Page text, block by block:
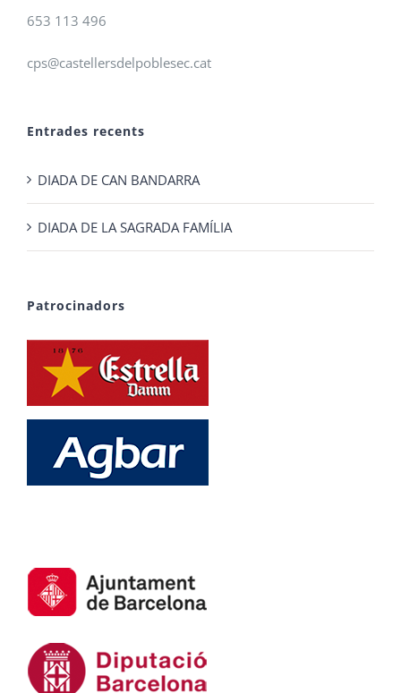
653 113 496
cps@castellersdelpoblesec.cat
Entrades recents
DIADA DE CAN BANDARRA
DIADA DE LA SAGRADA FAMÍLIA
Patrocinadors